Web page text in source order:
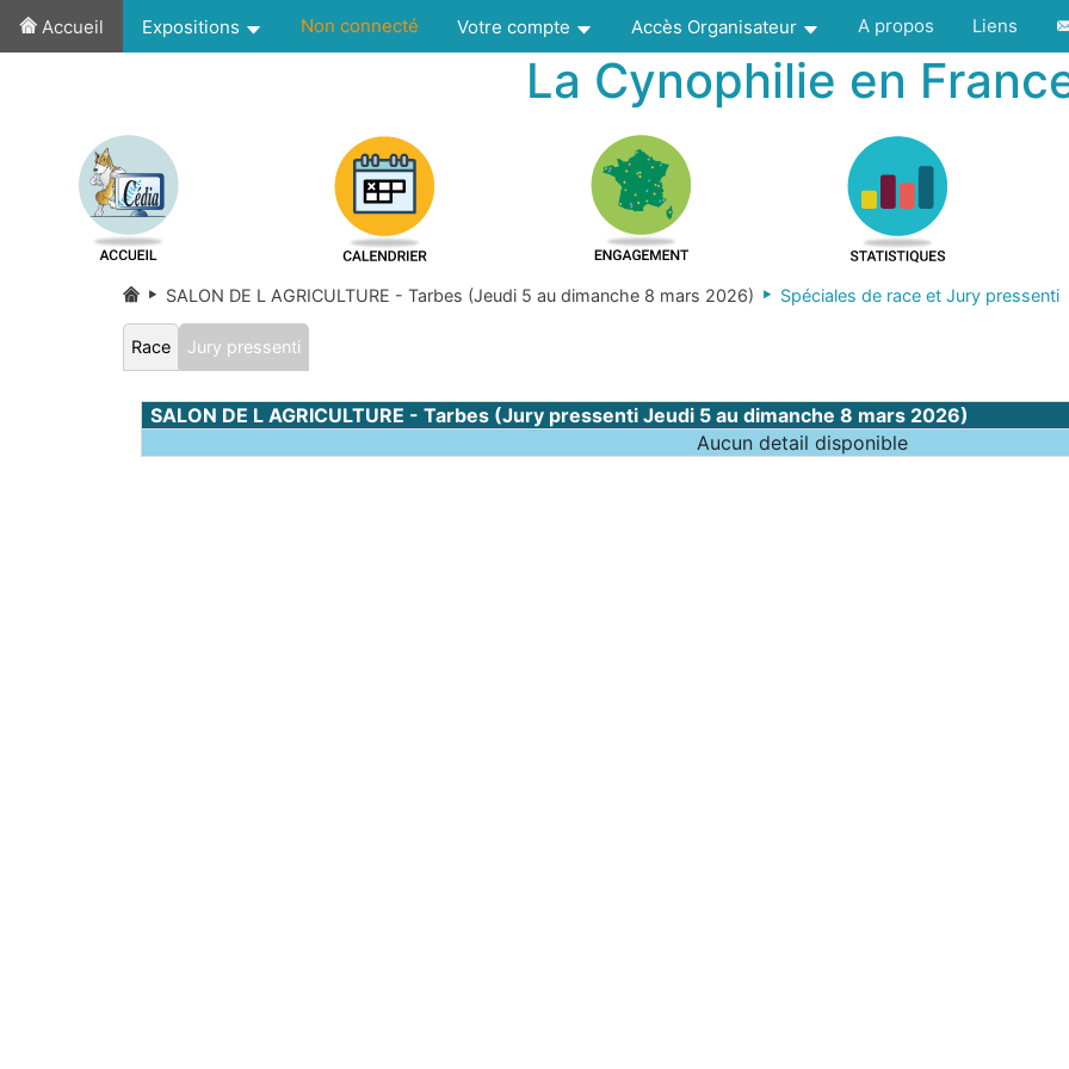
Accueil Expositions Non connecté Votre compte Accès Organisateur A propos Liens
La Cynophilie en
SALON DE L AGRICULTURE - Tarbes (Jeudi 5 au dimanche 8 mars 2026) Spéciales de race et Jury pressenti
Race Jury pressenti
SALON DE L AGRICULTURE - Tarbes (Jury pressenti Jeudi 5 au dimanche 8 mars 2026)
Aucun detail disponible